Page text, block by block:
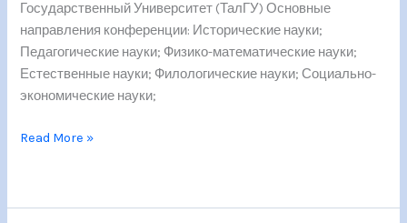
Государственный Университет (ТалГУ) Основные
направления конференции: Исторические науки;
Педагогические науки; Физико-математические науки;
Естественные науки; Филологические науки; Социально-
экономические науки;
Read More »